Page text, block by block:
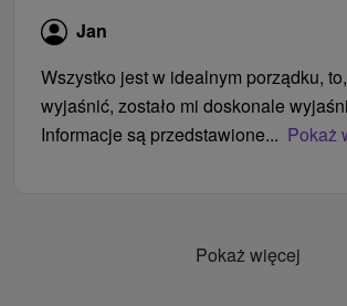
Jan
Wszystko jest w idealnym porządku,
wyjaśnić, zostało mi doskonale
Informacje są przedstawione... Pokaż
Pokaż więcej